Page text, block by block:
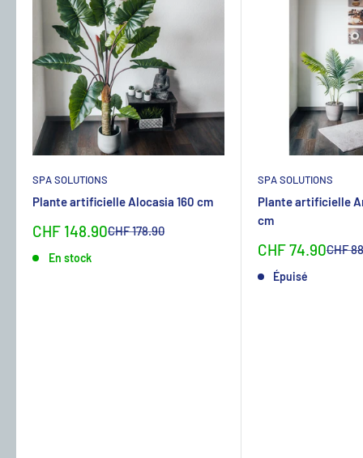
SPA SOLUTIONS
Plante artificielle Alocasia 160 cm
Sonderpreis
CHF 148.90Normalpreis
CHF 178.90
En stock
SPA SOLUTIONS
Plante artificielle
cm
Sonderpreis
CHF 74.90CHF
Épuisé